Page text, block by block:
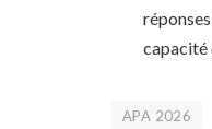
capacité
APA 2026